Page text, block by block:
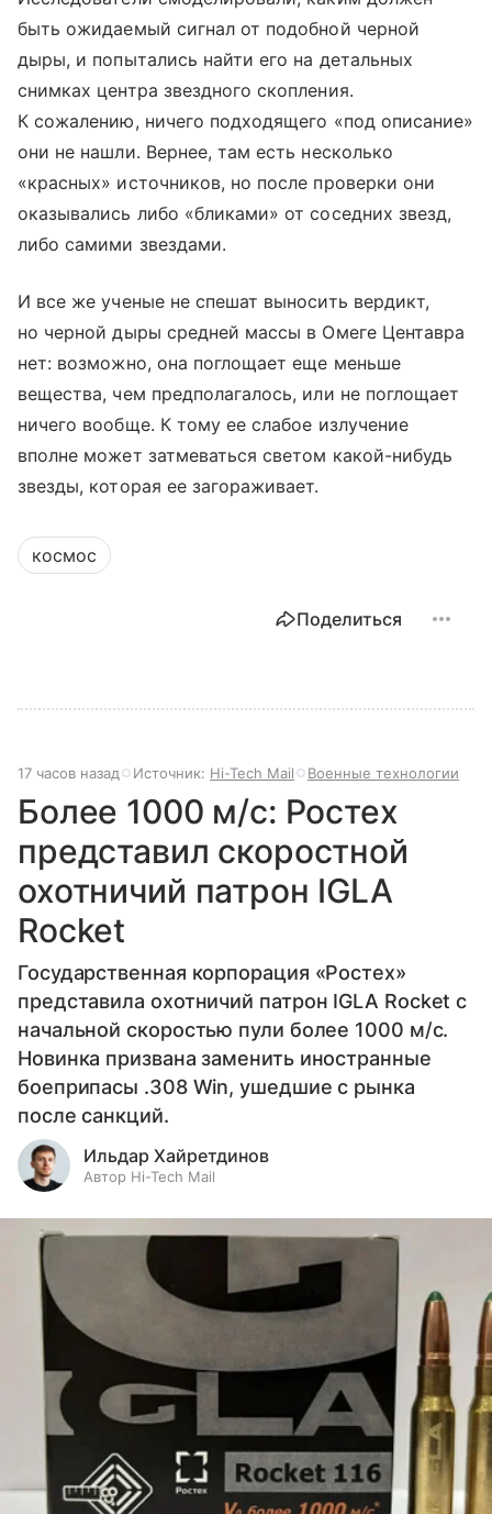
быть ожидаемый сигнал от подобной черной
дыры, и попытались найти его на детальных
снимках центра звездного скопления.
К сожалению, ничего подходящего «под описание»
они не нашли. Вернее, там есть несколько
«красных» источников, но после проверки они
оказывались либо «бликами» от соседних звезд,
либо самими звездами.
И все же ученые не спешат выносить вердикт,
но черной дыры средней массы в Омеге Центавра
нет: возможно, она поглощает еще меньше
вещества, чем предполагалось, или не поглощает
ничего вообще. К тому ее слабое излучение
вполне может затмеваться светом какой-нибудь
звезды, которая ее загораживает.
космос
Поделиться
17 часов назад Источник: Hi-Tech Mail Военные технологии
Более 1000 м/с: Ростех
представил скоростной
охотничий патрон IGLA
Rocket
Государственная корпорация «Ростех»
представила охотничий патрон IGLA Rocket с
начальной скоростью пули более 1000 м/с.
Новинка призвана заменить иностранные
боеприпасы .308 Win, ушедшие с рынка
после санкций.
Ильдар Хайретдинов
Автор Hi-Tech Mail